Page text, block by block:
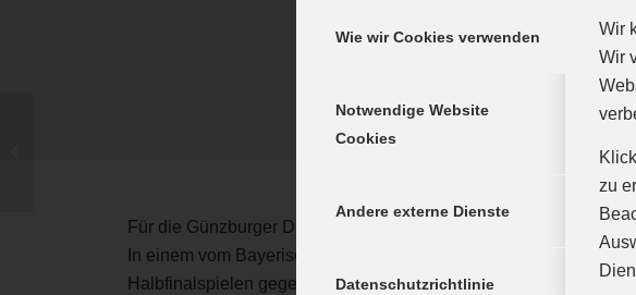
Wie wir Cookies verwenden
Notwendige Website
Cookies
Andere externe Dienste
Datenschutzrichtlinie
Wir
Wir
zu
Für die Günzburger D-Jugendlichen ging am Samstag in der
In einem vom Bayerischen Handballverband hervorragend
Halbfinalspielen gegenüber. Die Günzburger Trainer Christian